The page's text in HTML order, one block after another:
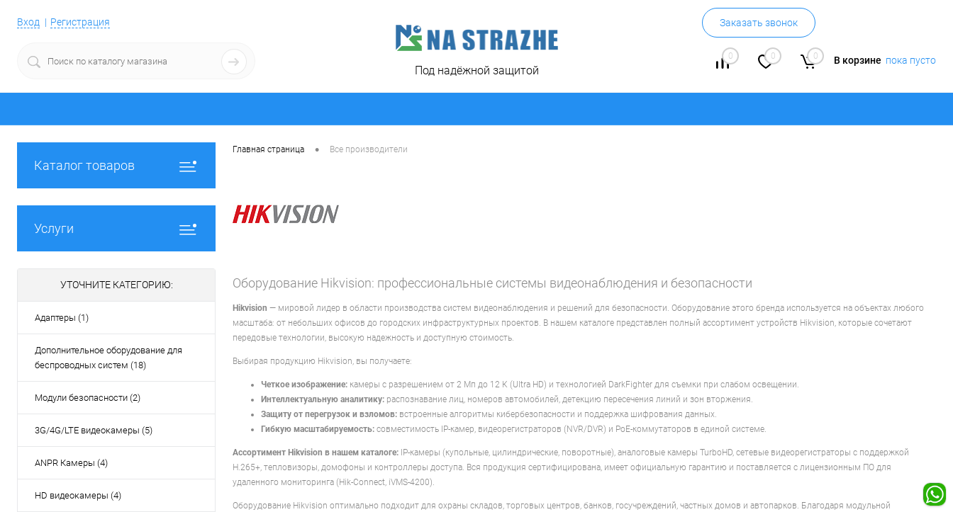
Вход Регистрация Заказать звонок
0 0 0 В корзине пока пусто
Под надёжной защитой
Каталог товаров
Услуги
УТОЧНИТЕ КАТЕГОРИЮ:
Адаптеры (1)
Дополнительное оборудование для
беспроводных систем (18)
Модули безопасности (2)
3G/4G/LTE видеокамеры (5)
ANPR Камеры (4)
HD видеокамеры (4)
Главная страница • Все производители
Оборудование Hikvision: профессиональные системы видеонаблюдения и безопасности
Hikvision — мировой лидер в области производства систем видеонаблюдения и решений для безопасности. Оборудование этого бренда используется на объектах любого
масштаба: от небольших офисов до городских инфраструктурных проектов. В нашем каталоге представлен полный ассортимент устройств Hikvision, которые сочетают
передовые технологии, высокую надежность и доступную стоимость.
Выбирая продукцию Hikvision, вы получаете:
Четкое изображение: камеры с разрешением от 2 Мп до 12 К (Ultra HD) и технологией DarkFighter для съемки при слабом освещении.
Интеллектуальную аналитику: распознавание лиц, номеров автомобилей, детекцию пересечения линий и зон вторжения.
Защиту от перегрузок и взломов: встроенные алгоритмы кибербезопасности и поддержка шифрования данных.
Гибкую масштабируемость: совместимость IP-камер, видеорегистраторов (NVR/DVR) и PoE-коммутаторов в единой системе.
Ассортимент Hikvision в нашем каталоге: IP-камеры (купольные, цилиндрические, поворотные), аналоговые камеры TurboHD, сетевые видеорегистраторы с поддержкой
H.265+, тепловизоры, домофоны и контроллеры доступа. Вся продукция сертифицирована, имеет официальную гарантию и поставляется с лицензионным ПО для
удаленного мониторинга (Hik-Connect, iVMS-4200).
Оборудование Hikvision оптимально подходит для охраны складов, торговых центров, банков, госучреждений, частных домов и автопарков. Благодаря модульной